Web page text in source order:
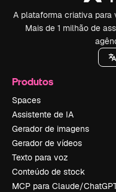
A plataforma criativa
Mais de 1 milhão de
Produtos
Spaces
Assistente de IA
Gerador de imagens
Gerador de vídeos
Texto para voz
Conteúdo de stock
MCP para Claude/